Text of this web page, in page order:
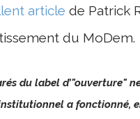
article de Patrick
du MoDem.
du label d’"ouverture"
a fonctionné,